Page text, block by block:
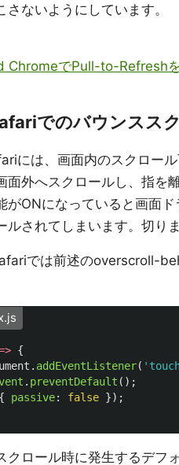
さないようにしています。
ChromeでPull-to-Refreshを
でのバウンスス
には、画面内のスクロー
面外へスクロールし、指を
がONになっていると画面
ルされてしまいます。切り
では前述のoverscroll-
{
. addEventListener( '
. preventDefault ();
{ passive: false });
クロール時に発生するデフ